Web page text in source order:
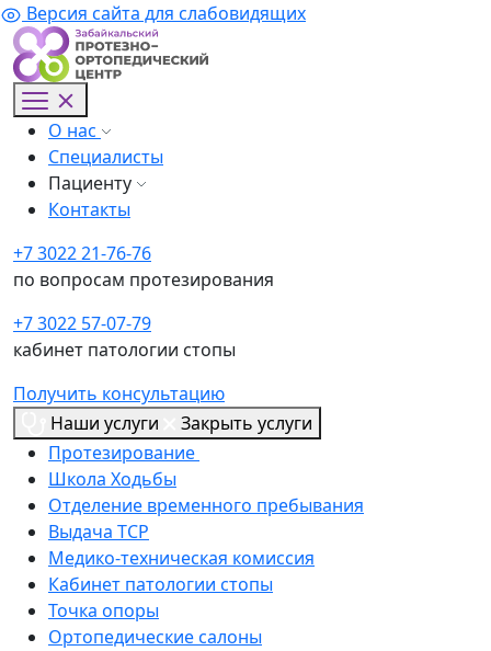
Версия сайта для слабовидящих
О нас
Специалисты
Пациенту
Контакты
+7 3022 21-76-76
по вопросам протезирования
+7 3022 57-07-79
кабинет патологии стопы
Получить консультацию
Наши услуги
Закрыть услуги
Протезирование
Школа Ходьбы
Отделение временного пребывания
Выдача ТСР
Медико-техническая комиссия
Кабинет патологии стопы
Точка опоры
Ортопедические салоны